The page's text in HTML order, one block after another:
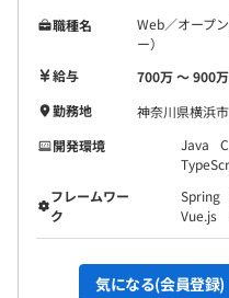
19名
（内訳）役員：2名／エ
◎試用期間は設けていま
職種名
Web／オープ
ー）
給与
700万 〜 900
勤務地
神奈川県横浜
開発環境
Java
フレームワー
ク
Spring
Vue.js
気になる(会員登録)